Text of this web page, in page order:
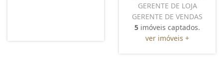
GERENTE DE LOJA
GERENTE DE VENDAS
5 imóveis captados.
ver imóveis +